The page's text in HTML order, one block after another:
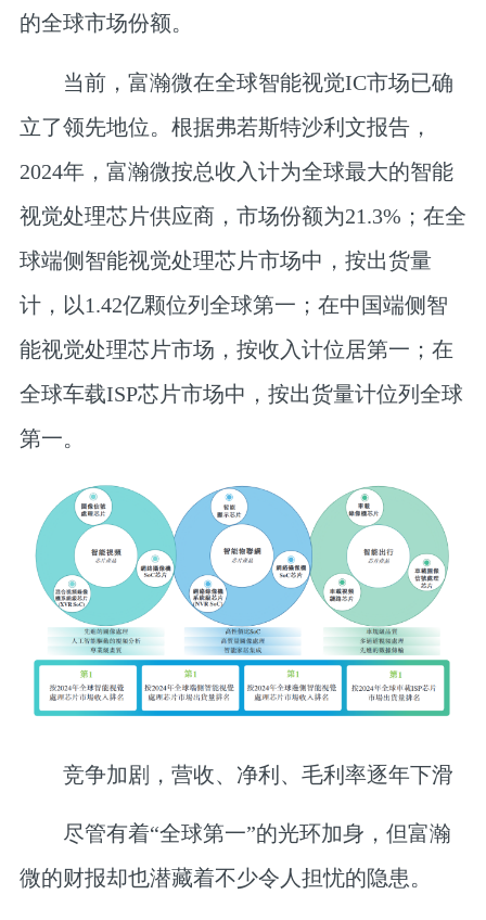
的全球市场份额。
当前，富瀚微在全球智能视觉IC市场已确
立了领先地位。根据弗若斯特沙利文报告，
2024年，富瀚微按总收入计为全球最大的智能
视觉处理芯片供应商，市场份额为21.3%；在全
球端侧智能视觉处理芯片市场中，按出货量
计，以1.42亿颗位列全球第一；在中国端侧智
能视觉处理芯片市场，按收入计位居第一；在
全球车载ISP芯片市场中，按出货量计位列全球
第一。
竞争加剧，营收、净利、毛利率逐年下滑
尽管有着“全球第一”的光环加身，但富瀚
微的财报却也潜藏着不少令人担忧的隐患。